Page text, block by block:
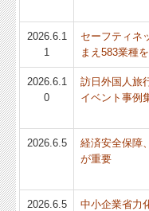
2026.6.1
1
セーフティネ
まえ583業種
2026.6.1
0
訪日外国人旅
イベント事例
2026.6.5
経済安全保障
が重要
2026.6.5
中小企業省力